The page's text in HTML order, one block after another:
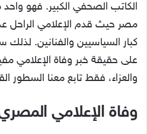
الكاتب الصحفي الكبير. فهو واحد
مصر حيث قدم الإعلامي الراحل
كبار السياسيين والفنانين.
على حقيقة خبر وفاة الإعلامي
والعزاء، فقط تابع معنا السطور
وفاة الإعلامي